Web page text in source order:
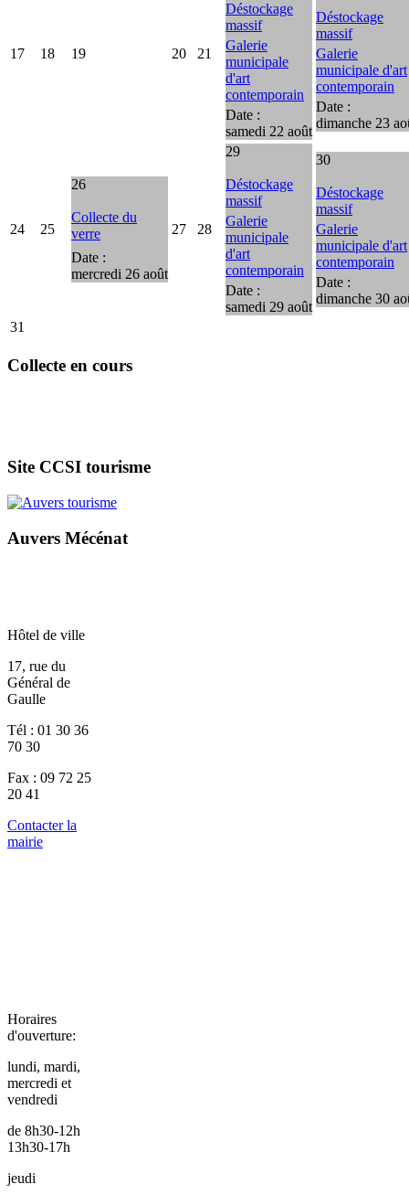
17 18 19 20 21
Déstockage
massif
Galerie
municipale
d'art
contemporain
Date :
samedi 22 août
Déstockage
massif
Galerie
municipale d'art
contemporain
Date :
dimanche 23
24 25
26
Collecte du
verre
Date :
mercredi 26 août
27 28
29
Déstockage
massif
Galerie
municipale
d'art
contemporain
Date :
samedi 29 août
30
Déstockage
massif
Galerie
municipale d'art
contemporain
Date :
dimanche 30
31
Collecte en cours
Site CCSI tourisme
Auvers Mécénat
Hôtel de ville
17, rue du
Général de
Gaulle
Tél : 01 30 36
70 30
Fax : 09 72 25
20 41
Contacter la
mairie
Horaires
d'ouverture:
lundi, mardi,
mercredi et
vendredi
de 8h30-12h
13h30-17h
jeudi